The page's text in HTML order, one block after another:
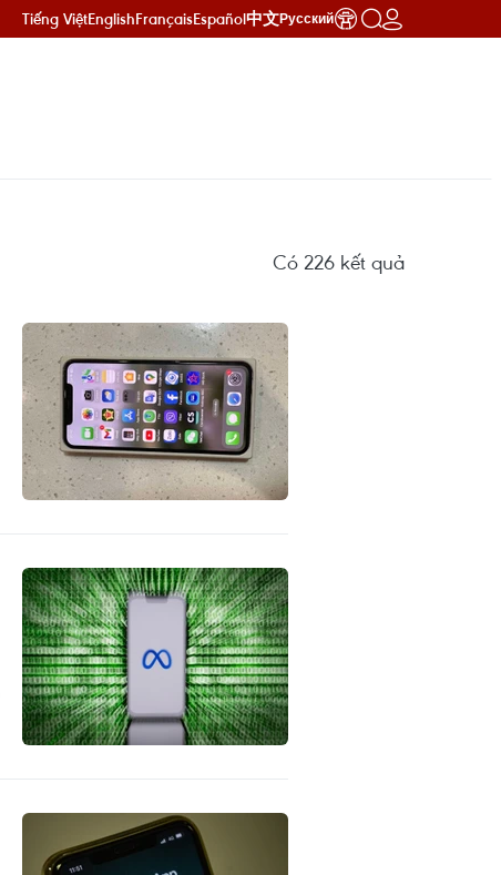
Tiếng ViệtEnglishFrançaisEspañol中文Русский
Có 226 kết quả